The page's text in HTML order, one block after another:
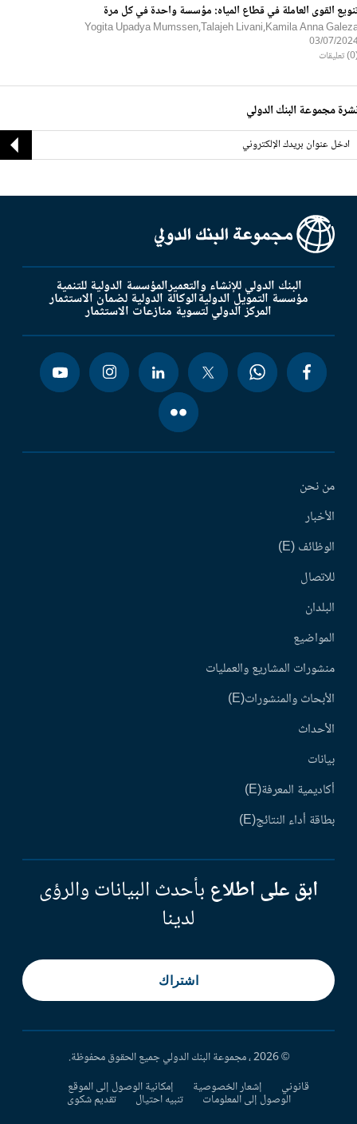
القوى العاملة في قطاع المياه: مؤسسة واحدة في كل مرة
Yogita Upadya Mumssen,Talajeh Livani,Kamila Anna
03/07/
مجموعة البنك الدولي
البنك الدولي للإنشاء والتعميرالمؤسسة الدولية للتنمية
مؤسسة التمويل الدوليةالوكالة الدولية لضمان الاستثمار
المركز الدولي لتسوية منازعات الاستثمار
من نحن
الأخبار
الوظائف (E)
للاتصال
البلدان
المواضيع
منشورات المشاريع والعمليات
الأبحاث والمنشورات(E)
الأحداث
بيانات
أكاديمية المعرفة(E)
بطاقة أداء النتائج(E)
ابق على اطلاع بأحدث البيانات والرؤى
لدينا
اشتراك
© 2026 ، مجموعة البنك الدولي جميع الحقوق محفوظة.
قانوني
إشعار الخصوصية إمكانية الوصول إلى الموقع
الوصول إلى المعلومات تنبيه احتيال تقديم شكوى